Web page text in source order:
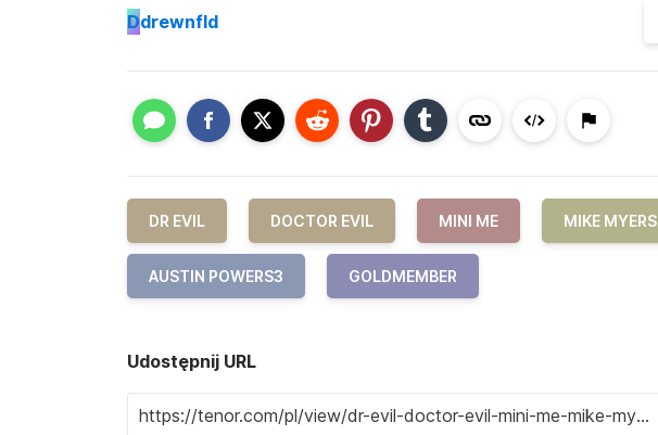
Ddrewnfld
DR EVIL DOCTOR EVIL MINI ME MIKE MYERS
AUSTIN POWERS3 GOLDMEMBER
Udostępnij URL